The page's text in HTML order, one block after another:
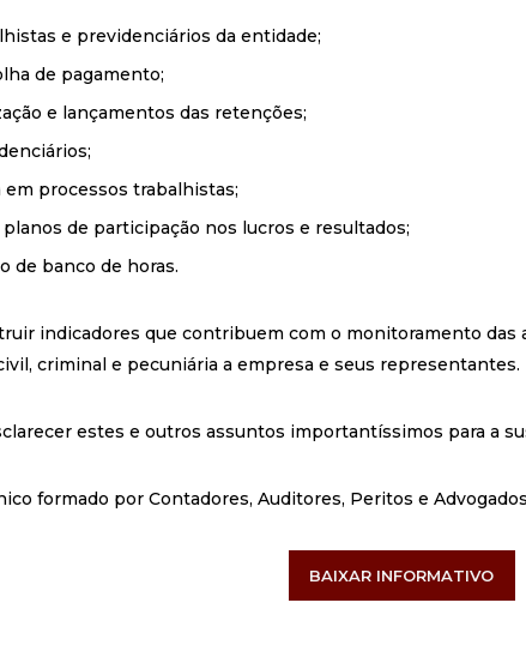
e previdenciários da entidade;
de pagamento;
e lançamentos das retenções;
processos trabalhistas;
de participação nos lucros e resultados;
de banco de horas.
indicadores que contribuem com o monitoramento
criminal e pecuniária a empresa e seus representantes.
estes e outros assuntos importantíssimos para a
formado por Contadores, Auditores, Peritos e
BAIXAR INFORMATIVO